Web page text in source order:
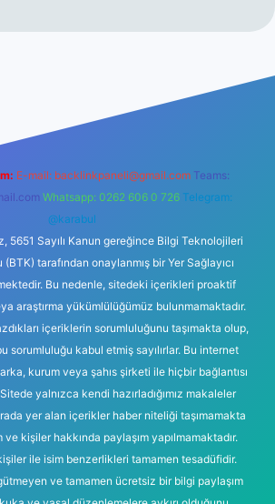
E-mail: backlinkpaneli@gmail.com Teams:
Whatsapp: 0262 606 0 726 Telegram:
@karabul
5651 Sayılı Kanun gereğince Bilgi Teknolojileri
tarafından onaylanmış bir Yer Sağlayıcı
Bu nedenle, sitedeki içerikleri proaktif
araştırma yükümlülüğümüz bulunmamaktadır.
içeriklerin sorumluluğunu taşımakta olup,
sorumluluğu kabul etmiş sayılırlar. Bu internet
kurum veya şahıs şirketi ile hiçbir bağlantısı
yalnızca kendi hazırladığımız makaleler
yer alan içerikler haber niteliği taşımamakta
kişiler hakkında paylaşım yapılmamaktadır.
ile isim benzerlikleri tamamen tesadüfidir.
ve tamamen ücretsiz bir bilgi paylaşım